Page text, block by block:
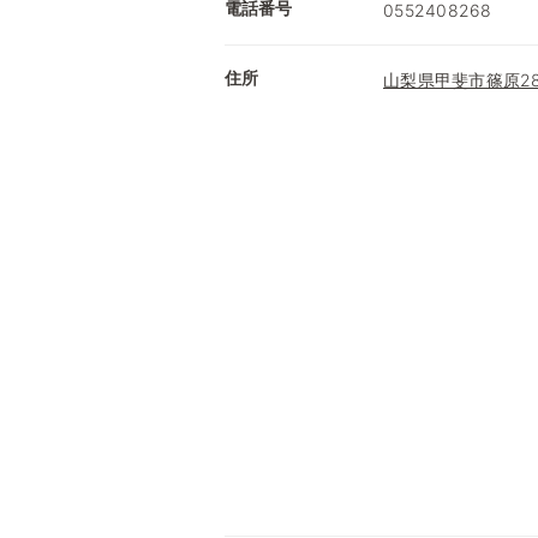
電話番号 0552408268
住所 山梨県甲斐市篠原